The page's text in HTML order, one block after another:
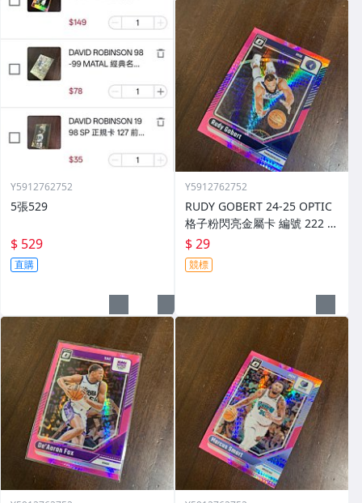
Y5912762752
5張529
$ 529
直購
Y5912762752
RUDY GOBERT 24-25 OPTIC
格子粉閃亮金屬卡 編號 222 前
後圖
$ 29
競標